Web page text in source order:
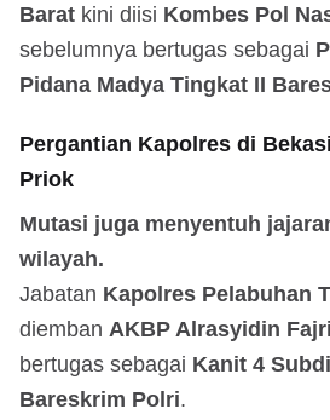
Barat kini diisi Kombes Pol
sebelumnya bertugas sebagai
Pidana Madya Tingkat II
Pergantian Kapolres di
Priok
Mutasi juga menyentuh
wilayah.
Jabatan Kapolres Pelabuhan
diemban AKBP Alrasyidin Fajri
bertugas sebagai Kanit 4
Bareskrim Polri.